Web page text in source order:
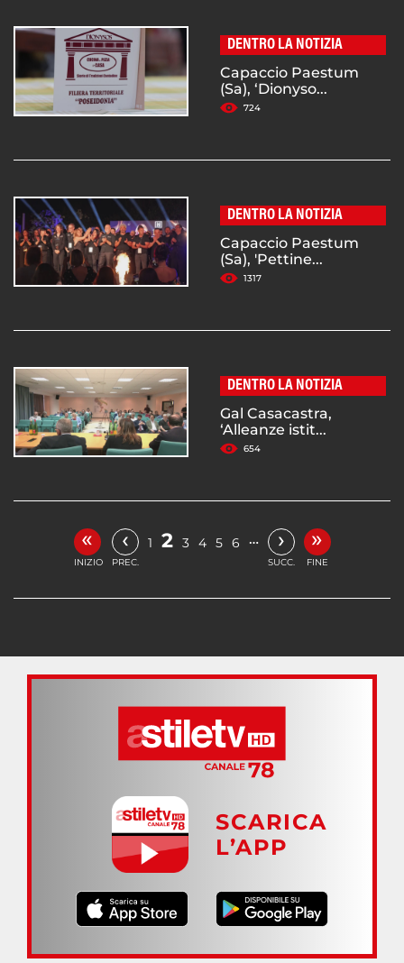
DENTRO LA NOTIZIA
Capaccio Paestum
(Sa), ‘Dionyso...
724
DENTRO LA NOTIZIA
Capaccio Paestum
(Sa), 'Pettine...
1317
DENTRO LA NOTIZIA
Gal Casacastra,
‘Alleanze istit...
654
«
INIZIO
‹
PREC.
1 2 3 4 5 6 … ›
SUCC.
»
FINE
SCARICA
L’APP